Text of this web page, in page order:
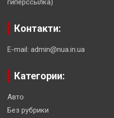
гиперссылка)
Контакти:
E-mail: admin@nua.in.ua
Категории:
Авто
Без рубрики